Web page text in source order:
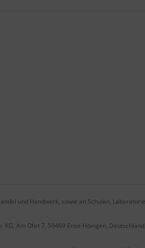
und Handwerk, sowie an Schulen,
KG, Am Ohrt 7, 59469 Ense-Höingen,